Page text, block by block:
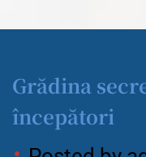
Grădina
începători